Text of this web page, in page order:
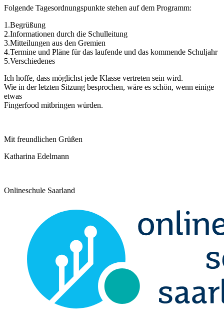
Folgende Tagesordnungspunkte stehen auf dem Programm:
1.Begrüßung
2.Informationen durch die Schulleitung
3.Mitteilungen aus den Gremien
4.Termine und Pläne für das laufende und das kommende Schuljahr
5.Verschiedenes
Ich hoffe, dass möglichst jede Klasse vertreten sein wird.
Wie in der letzten Sitzung besprochen, wäre es schön, wenn einige
etwas
Fingerfood mitbringen würden.
Mit freundlichen Grüßen
Katharina Edelmann
Onlineschule Saarland